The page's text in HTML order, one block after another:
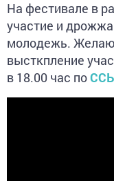
На фестивале в
участие и
молодежь.
высткпление
в 18.00 час по